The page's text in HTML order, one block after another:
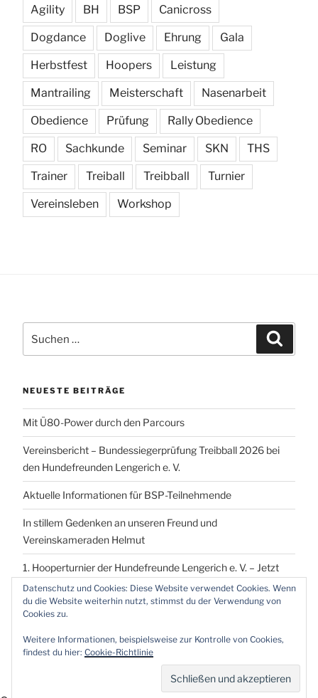
Agility BH BSP Canicross
Dogdance Doglive Ehrung Gala
Herbstfest Hoopers Leistung
Mantrailing Meisterschaft Nasenarbeit
Obedience Prüfung Rally Obedience
RO Sachkunde Seminar SKN THS
Trainer Treiball Treibball Turnier
Vereinsleben Workshop
nach:
NEUESTE BEITRÄGE
Mit Ü80-Power durch den Parcours
Vereinsbericht – Bundessiegerprüfung Treibball 2026 bei
den Hundefreunden Lengerich e. V.
Aktuelle Informationen für BSP-Teilnehmende
In stillem Gedenken an unseren Freund und
Vereinskameraden Helmut
1. Hooperturnier der Hundefreunde Lengerich e. V. – Jetzt
vormerken!
Proudly powered by WordPress
Datenschutz und Cookies: Diese Website verwendet Cookies. Wenn
du die Website weiterhin nutzt, stimmst du der Verwendung von
Cookies zu.
Weitere Informationen, beispielsweise zur Kontrolle von Cookies,
findest du hier: Cookie-Richtlinie